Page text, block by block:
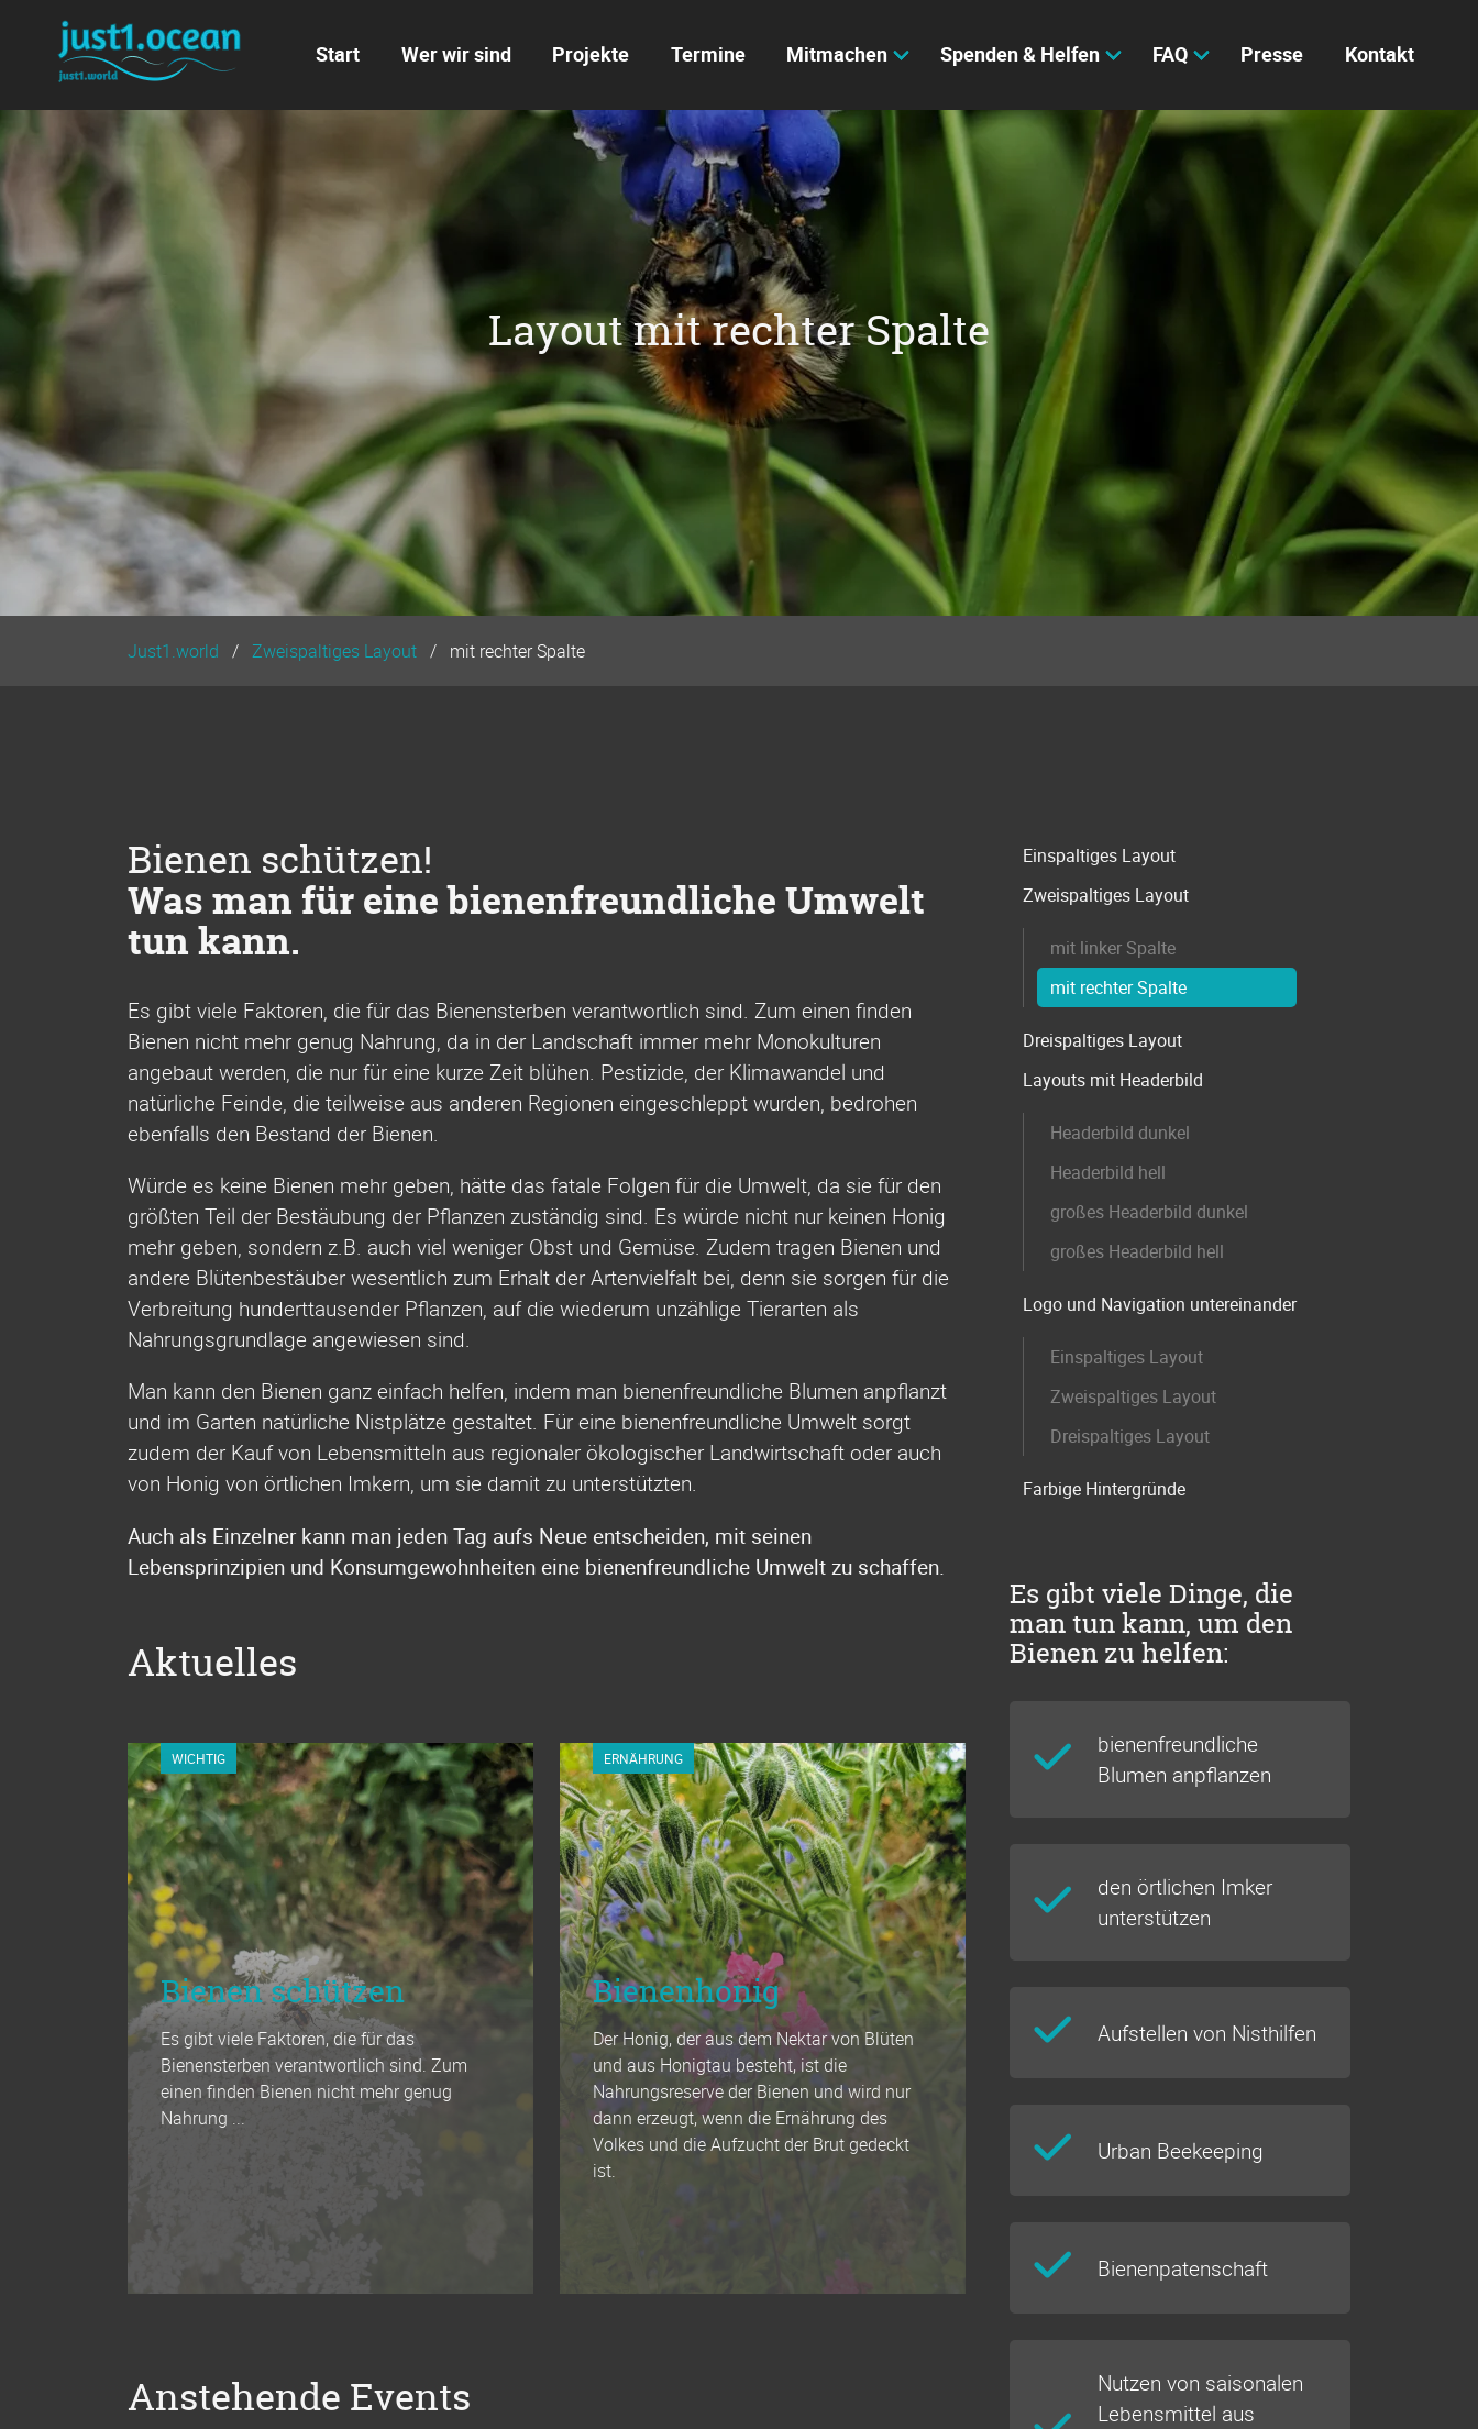
Navigation
überspringen
Start Wer wir sind Projekte Termine Mitmachen Spenden & Helfen FAQ Presse Kontakt
Layout mit rechter Spalte
Just1.world Zweispaltiges Layout mit rechter Spalte
Bienen schützen!
Was man für eine bienenfreundliche Umwelt
tun kann.
Es gibt viele Faktoren, die für das Bienensterben verantwortlich sind. Zum einen finden
Bienen nicht mehr genug Nahrung, da in der Landschaft immer mehr Monokulturen
angebaut werden, die nur für eine kurze Zeit blühen. Pestizide, der Klimawandel und
natürliche Feinde, die teilweise aus anderen Regionen eingeschleppt wurden, bedrohen
ebenfalls den Bestand der Bienen.
Würde es keine Bienen mehr geben, hätte das fatale Folgen für die Umwelt, da sie für den
größten Teil der Bestäubung der Pflanzen zuständig sind. Es würde nicht nur keinen Honig
mehr geben, sondern z.B. auch viel weniger Obst und Gemüse. Zudem tragen Bienen und
andere Blütenbestäuber wesentlich zum Erhalt der Artenvielfalt bei, denn sie sorgen für die
Verbreitung hunderttausender Pflanzen, auf die wiederum unzählige Tierarten als
Nahrungsgrundlage angewiesen sind.
Man kann den Bienen ganz einfach helfen, indem man bienenfreundliche Blumen anpflanzt
und im Garten natürliche Nistplätze gestaltet. Für eine bienenfreundliche Umwelt sorgt
zudem der Kauf von Lebensmitteln aus regionaler ökologischer Landwirtschaft oder auch
von Honig von örtlichen Imkern, um sie damit zu unterstützten.
Auch als Einzelner kann man jeden Tag aufs Neue entscheiden, mit seinen
Lebensprinzipien und Konsumgewohnheiten eine bienenfreundliche Umwelt zu schaffen.
Aktuelles
WICHTIG
Bienen schützen
Es gibt viele Faktoren, die für das
Bienensterben verantwortlich sind. Zum
einen finden Bienen nicht mehr genug
Nahrung ...
ERNÄHRUNG
Bienenhonig
Der Honig, der aus dem Nektar von Blüten
und aus Honigtau besteht, ist die
Nahrungsreserve der Bienen und wird nur
dann erzeugt, wenn die Ernährung des
Volkes und die Aufzucht der Brut gedeckt
ist.
Anstehende Events
Navigation
Einspaltiges Layout
Zweispaltiges Layout
mit linker Spalte
mit rechter Spalte
Dreispaltiges Layout
Layouts mit Headerbild
Headerbild dunkel
Headerbild hell
großes Headerbild dunkel
großes Headerbild hell
Logo und Navigation untereinander
Einspaltiges Layout
Zweispaltiges Layout
Dreispaltiges Layout
Farbige Hintergründe
Es gibt viele Dinge, die
man tun kann, um den
Bienen zu helfen:
bienenfreundliche
Blumen anpflanzen
den örtlichen Imker
unterstützen
Aufstellen von Nisthilfen
Urban Beekeeping
Bienenpatenschaft
Nutzen von saisonalen
Lebensmittel aus